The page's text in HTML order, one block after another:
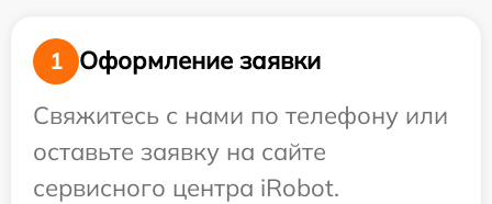
1
Оформление заявки
Свяжитесь с нами по телефону или
оставьте заявку на сайте
сервисного центра iRobot.